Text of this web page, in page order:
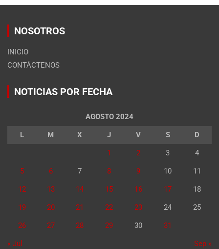
NOSOTROS
INICIO
CONTÁCTENOS
NOTICIAS POR FECHA
AGOSTO 2024
L M X J V S D
1 2 3 4
5 6 7 8 9 10 11
12 13 14 15 16 17 18
19 20 21 22 23 24 25
26 27 28 29 30 31
« Jul Sep »